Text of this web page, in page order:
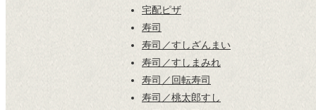
宅配ピザ
寿司
寿司／すしざんまい
寿司／すしまみれ
寿司／回転寿司
寿司／桃太郎すし